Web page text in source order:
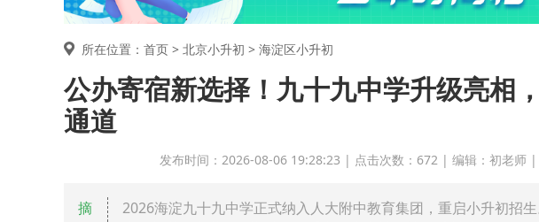
所在位置：首页 > 北京小升初 > 海淀区小升初
公办寄宿新选择！九十九中学升级亮相
通道
发布时间：2026-08-06 19:28:23 | 点击次数：672 | 编辑：初老师 |
摘
2026海淀九十九中学正式纳入人大附中教育集团，重启小升初招